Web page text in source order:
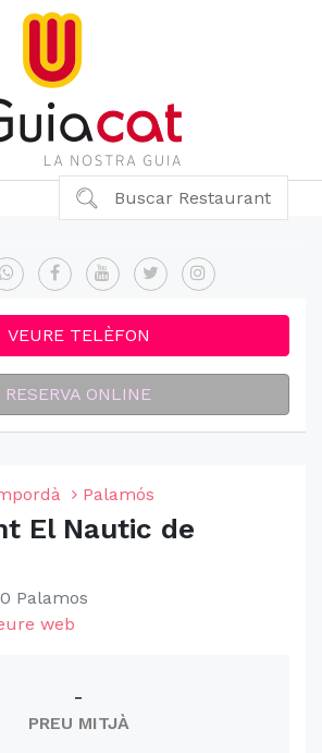
Buscar Restaurant
VEURE TELÈFON
RESERVA ONLINE
Palamós
El Nautic de
Palamos
web
-
PREU MITJÀ